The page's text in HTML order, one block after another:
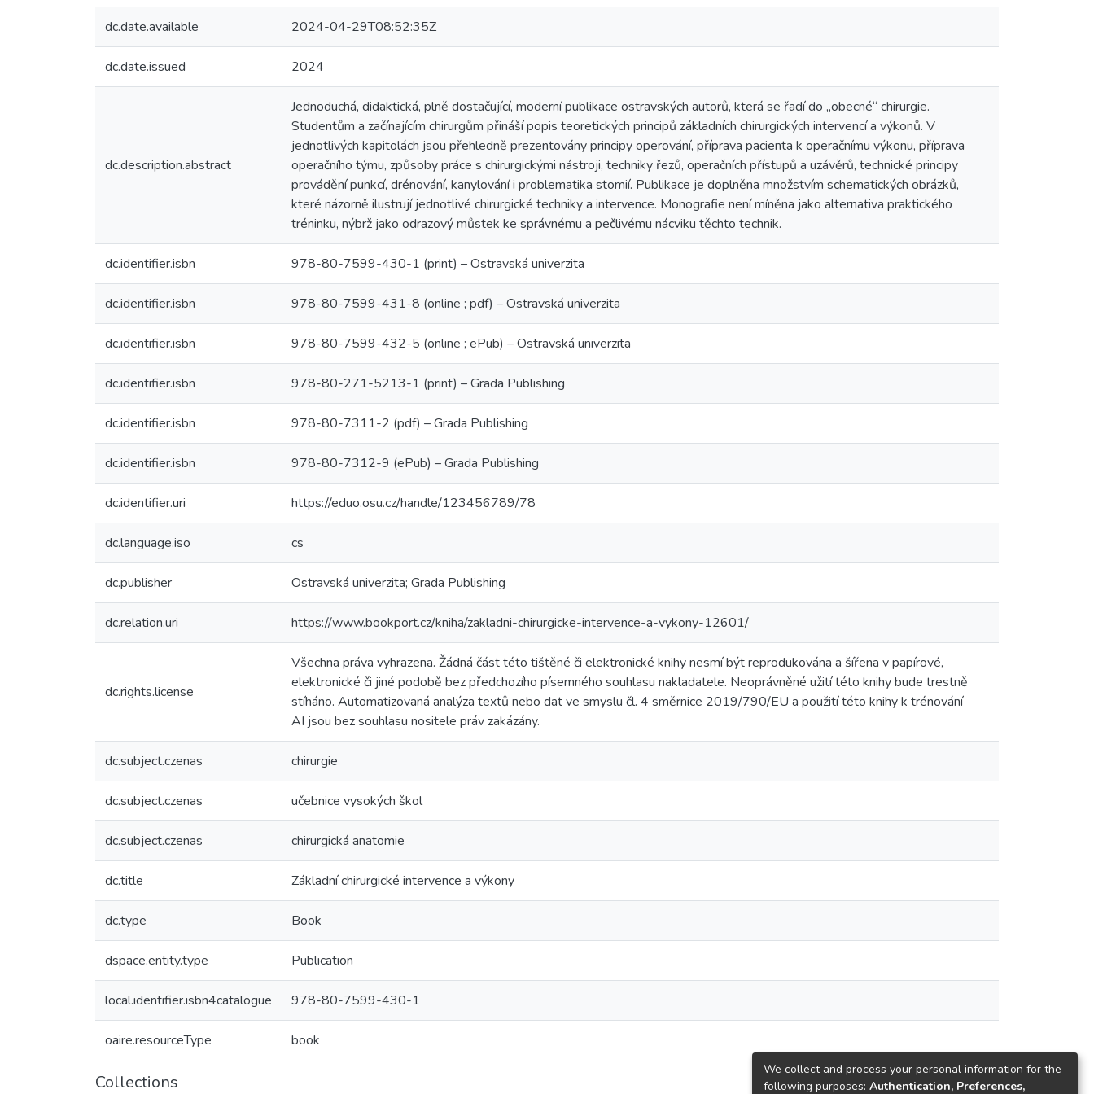
dc.date.available 2024-04-29T08:52:35Z
dc.date.issued 2024
dc.description.abstract
Jednoduchá, didaktická, plně dostačující, moderní publikace ostravských autorů, která se řadí do „obecné“ chirurgie.
Studentům a začínajícím chirurgům přináší popis teoretických principů základních chirurgických intervencí a výkonů. V
jednotlivých kapitolách jsou přehledně prezentovány principy operování, příprava pacienta k operačnímu výkonu, příprava
operačního týmu, způsoby práce s chirurgickými nástroji, techniky řezů, operačních přístupů a uzávěrů, technické principy
provádění punkcí, drénování, kanylování i problematika stomií. Publikace je doplněna množstvím schematických obrázků,
které názorně ilustrují jednotlivé chirurgické techniky a intervence. Monografie není míněna jako alternativa praktického
tréninku, nýbrž jako odrazový můstek ke správnému a pečlivému nácviku těchto technik.
dc.identifier.isbn 978-80-7599-430-1 (print) – Ostravská univerzita
dc.identifier.isbn 978-80-7599-431-8 (online ; pdf) – Ostravská univerzita
dc.identifier.isbn 978-80-7599-432-5 (online ; ePub) – Ostravská univerzita
dc.identifier.isbn 978-80-271-5213-1 (print) – Grada Publishing
dc.identifier.isbn 978-80-7311-2 (pdf) – Grada Publishing
dc.identifier.isbn 978-80-7312-9 (ePub) – Grada Publishing
dc.identifier.uri https://eduo.osu.cz/handle/123456789/78
dc.language.iso cs
dc.publisher Ostravská univerzita; Grada Publishing
dc.relation.uri https://www.bookport.cz/kniha/zakladni-chirurgicke-intervence-a-vykony-12601/
dc.rights.license
Všechna práva vyhrazena. Žádná část této tištěné či elektronické knihy nesmí být reprodukována a šířena v papírové,
elektronické či jiné podobě bez předchozího písemného souhlasu nakladatele. Neoprávněné užití této knihy bude trestně
stíháno. Automatizovaná analýza textů nebo dat ve smyslu čl. 4 směrnice 2019/790/EU a použití této knihy k trénování
AI jsou bez souhlasu nositele práv zakázány.
dc.subject.czenas chirurgie
dc.subject.czenas učebnice vysokých škol
dc.subject.czenas chirurgická anatomie
dc.title Základní chirurgické intervence a výkony
dc.type Book
dspace.entity.type Publication
local.identifier.isbn4catalogue 978-80-7599-430-1
oaire.resourceType book
Collections
We collect and process your personal information for the
following purposes: Authentication, Preferences,